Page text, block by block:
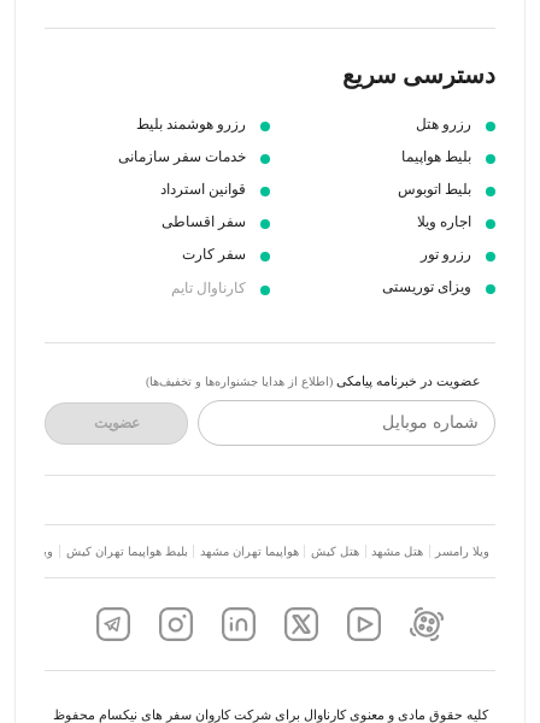
دسترسی سریع
رزرو هتل
بلیط هواپیما
بلیط اتوبوس
اجاره ویلا
رزرو تور
ویزای توریستی
رزرو هوشمند بلیط
خدمات سفر سازمانی
قوانین استرداد
سفر اقساطی
سفر کارت
کارناوال تایم
عضویت در خبرنامه پیامکی (اطلاع از هدایا جشنواره‌ها و تخفیف‌ها)
شماره موبایل عضویت
ویلا رامسر هتل مشهد هتل کیش هواپیما تهران مشهد بلیط هواپیما تهران کیش ویلا شمال
کلیه حقوق مادی و معنوی کارناوال برای شرکت کاروان سفر های نیکسام محفوظ